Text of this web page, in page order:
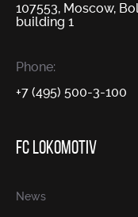
107553, Moscow,
building 1
Phone:
+7 (495) 500-3-100
FC LOKOMOTIV
News